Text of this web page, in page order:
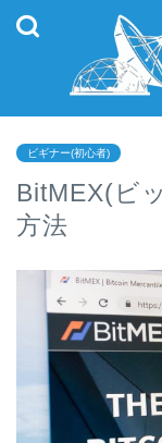
ビギナー(初心者)
BitMEX(ビ
方法